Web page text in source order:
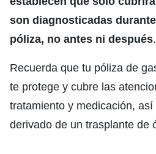
son diagnosticadas
póliza, no antes ni después.
Recuerda que tu póliza de
te protege y cubre las
tratamiento y medicación,
derivado de un trasplante de